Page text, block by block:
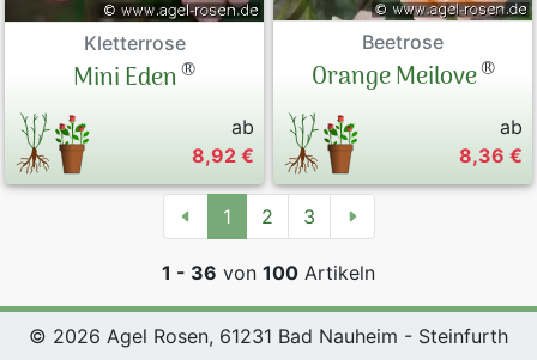
Kletterrose
Mini Eden®
ab
8,92 €
Beetrose
Orange Meilove®
ab
8,36 €
1 2 3
1 - 36 von 100 Artikeln
© 2026 Agel Rosen, 61231 Bad Nauheim - Steinfurth